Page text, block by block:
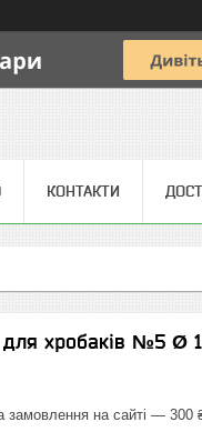
КОНТАКТИ
для хробаків №5 Ø
замовлення на сайті — 300